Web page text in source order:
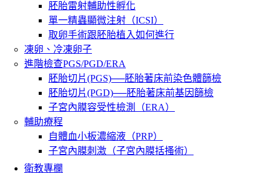
胚胎雷射輔助性孵化
單一精蟲顯微注射（ICSI）
取卵手術跟胚胎植入如何進行
凍卵、冷凍卵子
進階檢查PGS/PGD/ERA
胚胎切片(PGS)──胚胎著床前染色體篩檢
胚胎切片(PGD)──胚胎著床前基因篩檢
子宮內膜容受性檢測（ERA）
輔助療程
自體血小板濃縮液（PRP）
子宮內膜刺激（子宮內膜括搔術）
衛教專欄